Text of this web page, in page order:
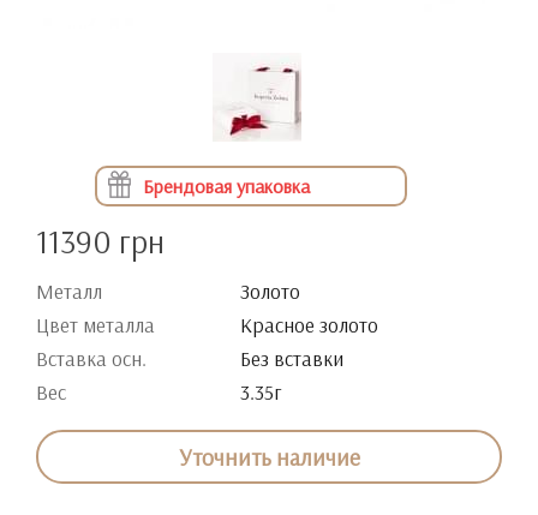
Брендовая упаковка
11390 грн
Металл
Золото
Цвет металла
Красное золото
Вставка осн.
Без вставки
Вес
3.35г
Уточнить наличие